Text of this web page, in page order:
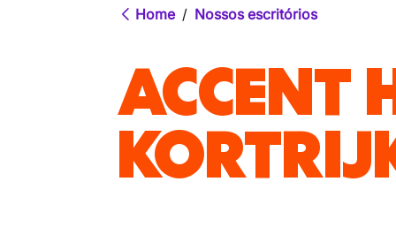
Home / Nossos escritórios
ACCENT